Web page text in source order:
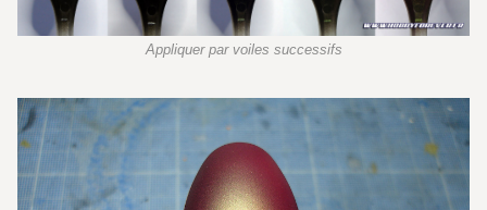
Appliquer par voiles successifs